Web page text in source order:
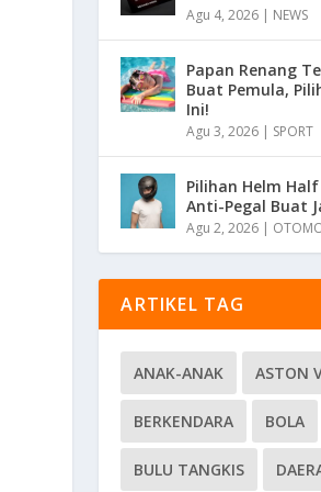
Agu 4, 2026 | NEWS
Papan Renang
Buat Pemula,
Ini!
Agu 3, 2026 | SPORT
Pilihan Helm Half
Anti-Pegal Buat
Agu 2, 2026 |
ARTIKEL TAG
ANAK-ANAK ASTON
BERKENDARA BOLA
BULU TANGKIS